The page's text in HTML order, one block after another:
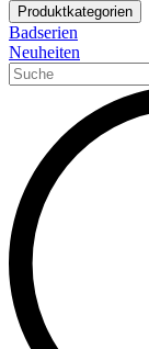
Produktkategorien
Badserien
Neuheiten